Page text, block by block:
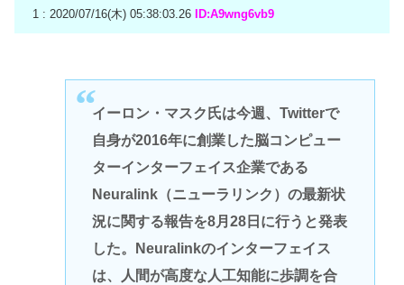
1 : 2020/07/16(木) 05:38:03.26 ID:A9wng6vb9
イーロン・マスク氏は今週、Twitterで
自身が2016年に創業した脳コンピュー
ターインターフェイス企業である
Neuralink（ニューラリンク）の最新状
況に関する報告を8月28日に行うと発表
した。Neuralinkのインターフェイス
は、人間が高度な人工知能に歩調を合